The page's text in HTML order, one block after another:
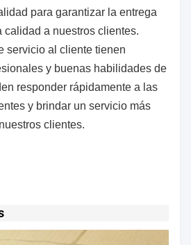
para garantizar la entrega
calidad a nuestros clientes.
servicio al cliente tienen
y buenas habilidades de
responder rápidamente a las
y brindar un servicio más
clientes.